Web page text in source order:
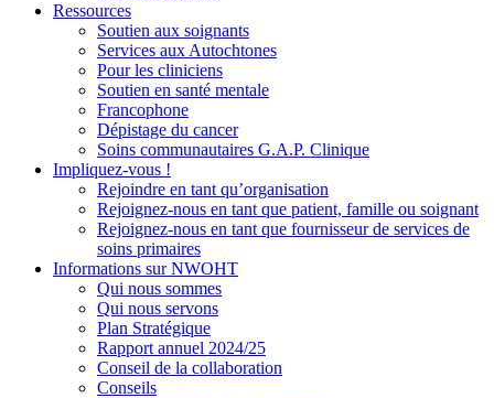
Ressources
Soutien aux soignants
Services aux Autochtones
Pour les cliniciens
Soutien en santé mentale
Francophone
Dépistage du cancer
Soins communautaires G.A.P. Clinique
Impliquez-vous !
Rejoindre en tant qu’organisation
Rejoignez-nous en tant que patient, famille ou soignant
Rejoignez-nous en tant que fournisseur de services de
soins primaires
Informations sur NWOHT
Qui nous sommes
Qui nous servons
Plan Stratégique
Rapport annuel 2024/25
Conseil de la collaboration
Conseils